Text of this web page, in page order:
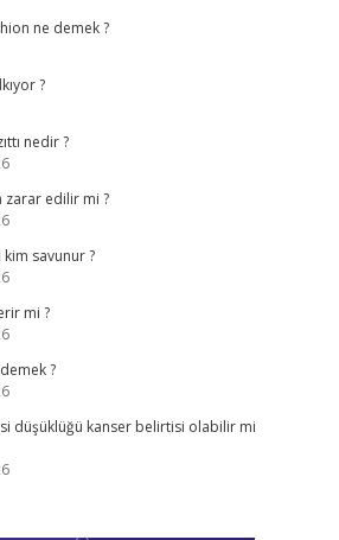
ne demek ?
?
nedir ?
zarar edilir mi ?
savunur ?
mi ?
?
düşüklüğü kanser belirtisi olabilir mi